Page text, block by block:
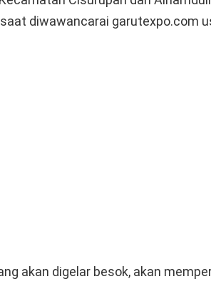
diwawancarai garutexpo.com
akan digelar besok, akan